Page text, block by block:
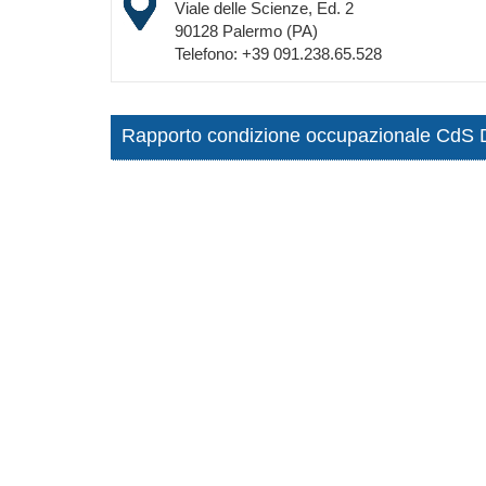
Viale delle Scienze, Ed. 2
90128 Palermo (PA)
Telefono: +39 091.238.65.528
Rapporto condizione occupazionale CdS